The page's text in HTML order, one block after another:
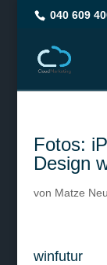
040 609
Fotos:
Design
von Matze
winfutur